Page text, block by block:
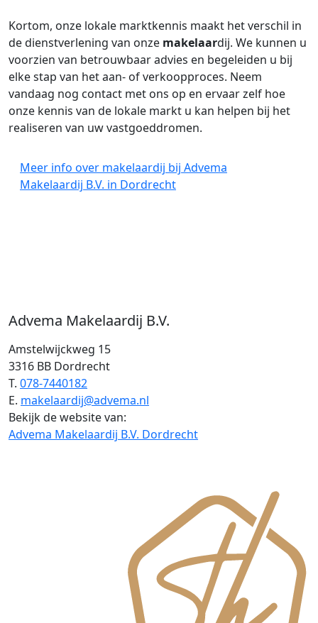
Advema Makelaardij B.V.
Amstelwijckweg 15
3316 BB Dordrecht
T. 078-7440182
E. makelaardij@advema.nl
Bekijk de website van:
Advema Makelaardij B.V. Dordrecht
Kortom, onze lokale marktkennis maakt het verschil in
de dienstverlening van onze makelaardij. We kunnen u
voorzien van betrouwbaar advies en begeleiden u bij
elke stap van het aan- of verkoopproces. Neem
vandaag nog contact met ons op en ervaar zelf hoe
onze kennis van de lokale markt u kan helpen bij het
realiseren van uw vastgoeddromen.
Meer info over makelaardij bij Advema
Makelaardij B.V. in Dordrecht